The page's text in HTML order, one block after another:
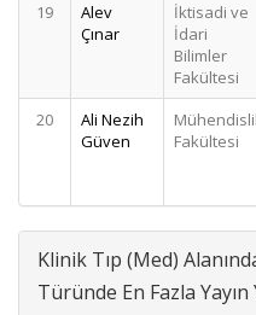
19
Alev
Çınar
İktisadi ve
İdari
Bilimler
Fakültesi
20
Ali Nezih
Güven
Fakültesi
Klinik Tıp (Med)
Türünde En Fazla